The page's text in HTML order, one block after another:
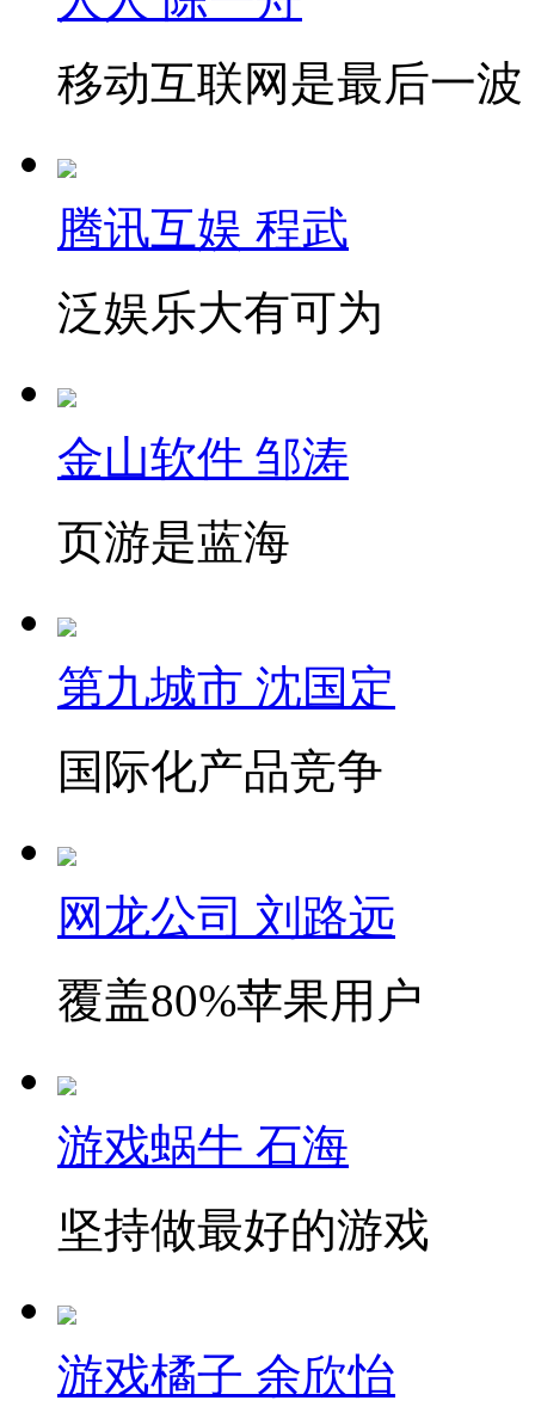
移动互联网是最后一波
腾讯互娱 程武
泛娱乐大有可为
金山软件 邹涛
页游是蓝海
第九城市 沈国定
国际化产品竞争
网龙公司 刘路远
覆盖80%苹果用户
游戏蜗牛 石海
坚持做最好的游戏
游戏橘子 余欣怡